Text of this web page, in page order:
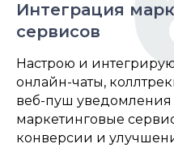
Интеграция
сервисов
Настрою и
онлайн-чаты,
веб-пуш
маркетинговые
конверсии и